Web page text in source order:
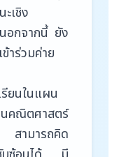
เชิง
อกจากนี้ ยัง
าร่วมค่าย
ยนในแผน
คณิตศาสตร์
สามารถคิด